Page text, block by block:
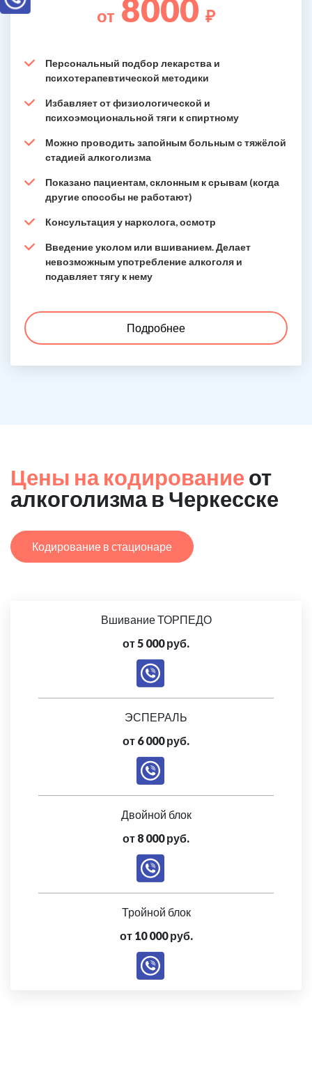
от 8000 ₽
Персональный подбор лекарства и
психотерапевтической методики
Избавляет от физиологической и
психоэмоциональной тяги к спиртному
Можно проводить запойным больным с тяжёлой
стадией алкоголизма
Показано пациентам, склонным к срывам (когда
другие способы не работают)
Консультация у нарколога, осмотр
Введение уколом или вшиванием. Делает
невозможным употребление алкоголя и
подавляет тягу к нему
Подробнее
Цены на кодирование от
алкоголизма в Черкесске
Кодирование в стационаре
Вшивание ТОРПЕДО
от 5 000 руб.
ЭСПЕРАЛЬ
от 6 000 руб.
Двойной блок
от 8 000 руб.
Тройной блок
от 10 000 руб.